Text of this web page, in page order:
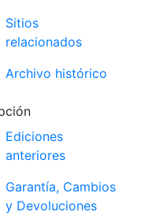
Sitios
relacionados
Archivo histórico
Ediciones
anteriores
Garantía, Cambios
y Devoluciones